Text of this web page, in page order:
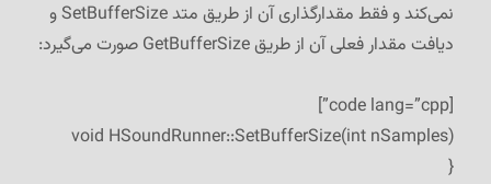
نمی‌کند و فقط مقدارگذاری آن از طریق متد SetBufferSize و
دیافت مقدار فعلی آن از طریق GetBufferSize صورت می‌گیرد:
[code lang=”cpp”]
void HSoundRunner::SetBufferSize(int nSamples)
{